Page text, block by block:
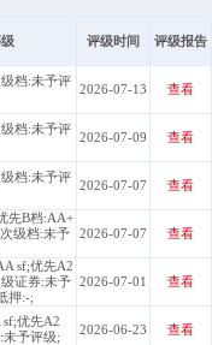
评级时间 评级报告
档:未予评
2026-07-13 查看
档:未予评
2026-07-09 查看
档:未予评
2026-07-07 查看
先B档:AA+
级档:未予
2026-07-07 查看
sf;优先A2
证券:未予
押:-;
2026-07-01 查看
优先A2
予评级;
2026-06-23 查看